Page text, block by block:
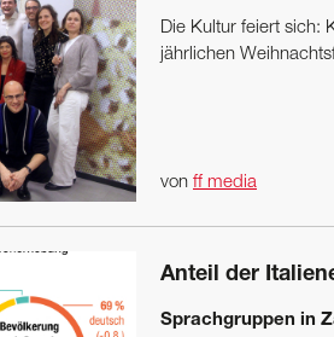
Die Kultur feiert sich:
jährlichen
von ff media
Anteil der
Sprachgruppen in